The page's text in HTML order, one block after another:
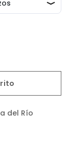
del Río